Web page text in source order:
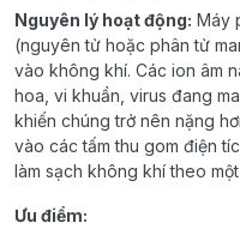
Nguyên lý hoạt động: Máy
(nguyên tử hoặc phân tử
vào không khí. Các ion âm
hoa, vi khuẩn, virus đang
khiến chúng trở nên nặng
vào các tấm thu gom điện
làm sạch không khí theo
Ưu điểm: